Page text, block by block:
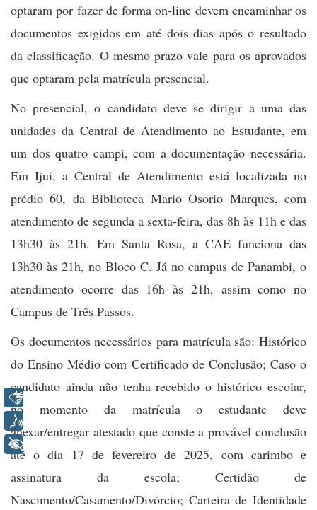
optaram por fazer de forma on-line devem encaminhar os
documentos exigidos em até dois dias após o resultado
da classificação. O mesmo prazo vale para os aprovados
que optaram pela matrícula presencial.
No presencial, o candidato deve se dirigir a uma das
unidades da Central de Atendimento ao Estudante, em
um dos quatro campi, com a documentação necessária.
Em Ijuí, a Central de Atendimento está localizada no
prédio 60, da Biblioteca Mario Osorio Marques, com
atendimento de segunda a sexta-feira, das 8h às 11h e das
13h30 às 21h. Em Santa Rosa, a CAE funciona das
13h30 às 21h, no Bloco C. Já no campus de Panambi, o
atendimento ocorre das 16h às 21h, assim como no
Campus de Três Passos.
Os documentos necessários para matrícula são: Histórico
do Ensino Médio com Certificado de Conclusão; Caso o
candidato ainda não tenha recebido o histórico escolar,
no momento da matrícula o estudante deve
anexar/entregar atestado que conste a provável conclusão
até o dia 17 de fevereiro de 2025, com carimbo e
assinatura da escola; Certidão de
Nascimento/Casamento/Divórcio; Carteira de Identidade
+ Acessibilidade